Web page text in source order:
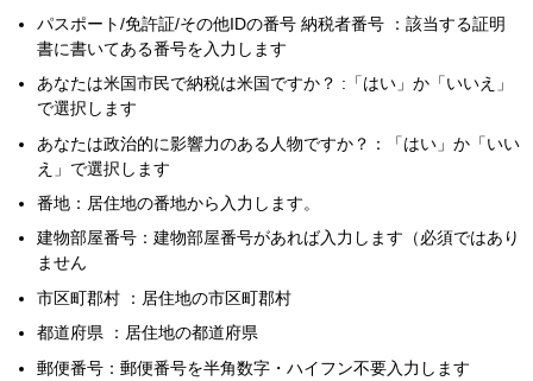
パスポート/免許証/その他IDの番号 納税者番号 ：該当する証明
書に書いてある番号を入力します
あなたは米国市民で納税は米国ですか？ :「はい」か「いいえ」
で選択します
あなたは政治的に影響力のある人物ですか？：「はい」か「いい
え」で選択します
番地：居住地の番地から入力します。
建物部屋番号：建物部屋番号があれば入力します（必須ではあり
ません
市区町郡村 ：居住地の市区町郡村
都道府県 ：居住地の都道府県
郵便番号：郵便番号を半角数字・ハイフン不要入力します